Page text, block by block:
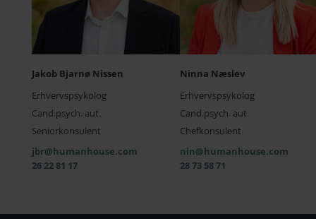
Jakob Bjarnø Nissen
Erhvervspsykolog
Cand.psych. aut.
Seniorkonsulent
jbr@humanhouse.com
26 22 81 17
Ninna Næslev
Erhvervspsykolog
Cand.psych. aut.
Chefkonsulent
nin@humanhouse.com
28 73 58 71